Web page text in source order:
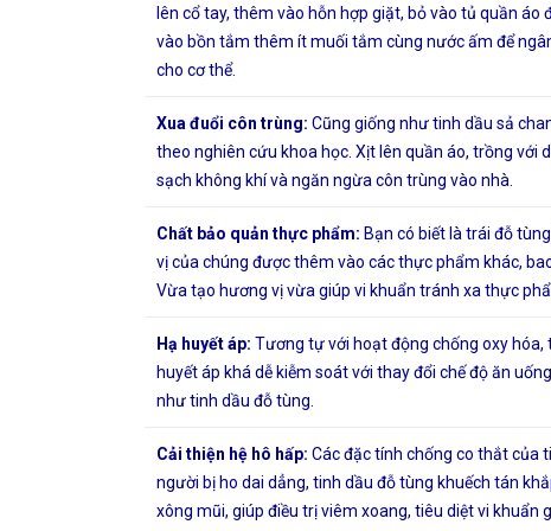
lên cổ tay, thêm vào hỗn hợp giặt, bỏ vào tủ quần
vào bồn tắm thêm ít muối tắm cùng nước ấm để
cho cơ thể.
Xua đuổi côn trùng: Cũng giống như tinh dầu sả
theo nghiên cứu khoa học. Xịt lên quần áo, trồng với
sạch không khí và ngăn ngừa côn trùng vào nhà.
Chất bảo quản thực phẩm: Bạn có biết là trái đỗ
vị của chúng được thêm vào các thực phẩm khác,
Vừa tạo hương vị vừa giúp vi khuẩn tránh xa thực
Hạ huyết áp: Tương tự với hoạt động chống oxy
huyết áp khá dễ kiễm soát với thay đổi chế độ ăn
như tinh dầu đỗ tùng.
Cải thiện hệ hô hấp: Các đặc tính chống co thắt của
người bị ho dai dẳng, tinh dầu đỗ tùng khuếch tán
xông mũi, giúp điều trị viêm xoang, tiêu diệt vi khuẩn